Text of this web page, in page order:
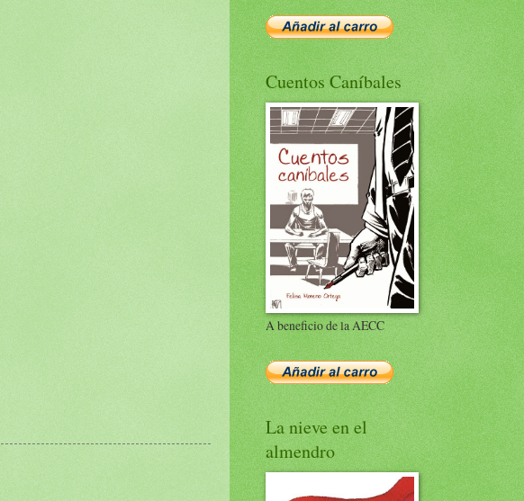
Cuentos Caníbales
A beneficio de la AECC
La nieve en el
almendro